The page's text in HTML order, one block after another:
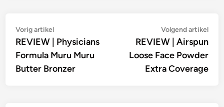
Bericht
navigatie
Vorig artikelVorig
artikel:
REVIEW | Physicians
Formula Muru Muru
Butter Bronzer
Volgend artikel
REVIEW | Airspun
Loose Face Powder
Extra Coverage